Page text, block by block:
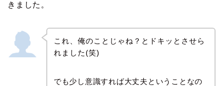
きました。
これ、俺のことじゃね？とドキッとさせら
れました(笑)
でも少し意識すれば大丈夫ということなの